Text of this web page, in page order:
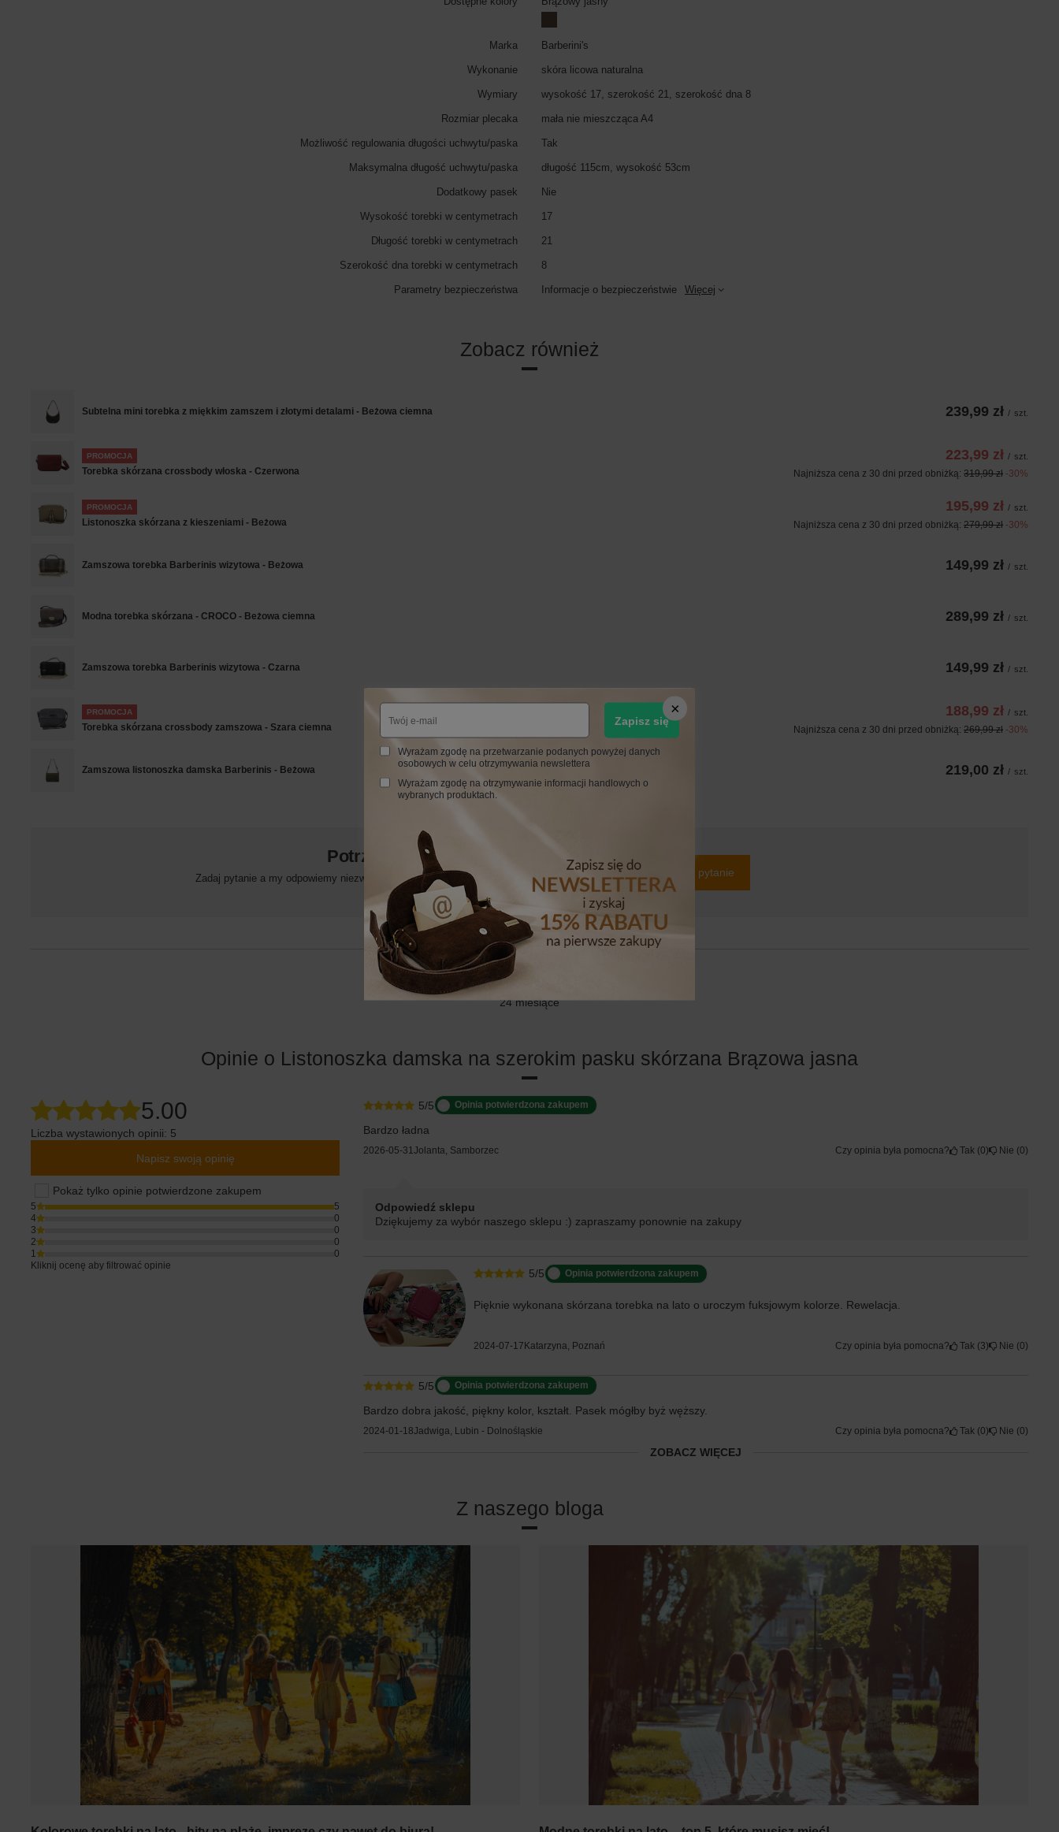
Marka Barberini's
Wykonanie skóra licowa naturalna
Wymiary wysokość 17, szerokość 21, szerokość dna 8
Rozmiar plecaka mała nie mieszcząca A4
Możliwość regulowania długości uchwytu/paska Tak
Maksymalna długość uchwytu/paska długość 115cm, wysokość 53cm
Dodatkowy pasek Nie
Wysokość torebki w centymetrach 17
Długość torebki w centymetrach 21
Szerokość dna torebki w centymetrach 8
Parametry bezpieczeństwa Informacje o bezpieczeństwie Więcej
Zobacz również
Subtelna mini torebka z miękkim zamszem i złotymi detalami - Beżowa ciemna 239,99 zł / szt.
PROMOCJA
Torebka skórzana crossbody włoska - Czerwona
223,99 zł / szt.
Najniższa cena z 30 dni przed obniżką: 319,99 zł -30%
PROMOCJA
Listonoszka skórzana z kieszeniami - Beżowa
195,99 zł / szt.
Najniższa cena z 30 dni przed obniżką: 279,99 zł -30%
Zamszowa torebka Barberinis wizytowa - Beżowa 149,99 zł / szt.
Modna torebka skórzana - CROCO - Beżowa ciemna 289,99 zł / szt.
Zamszowa torebka Barberinis wizytowa - Czarna 149,99 zł / szt.
PROMOCJA
Torebka skórzana crossbody zamszowa - Szara ciemna
188,99 zł / szt.
Najniższa cena z 30 dni przed obniżką: 269,99 zł -30%
Zamszowa listonoszka damska Barberinis - Beżowa 219,00 zł / szt.
Potrzebujesz pomocy? Masz pytania?
Zadaj pytanie a my odpowiemy niezwłocznie, najciekawsze pytania i odpowiedzi publikując dla
innych.
Zadaj pytanie
24 MIESIĄCE
24 miesiące
Opinie o Listonoszka damska na szerokim pasku skórzana Brązowa jasna
5.00
Liczba wystawionych opinii: 5
Napisz swoją opinię
Pokaż tylko opinie potwierdzone zakupem
5
5
4
0
3
0
2
0
1
0
Kliknij ocenę aby filtrować opinie
5/5 Opinia potwierdzona zakupem
Bardzo ładna
2026-05-31Jolanta, Samborzec Czy opinia była pomocna? Tak 0 Nie 0
Odpowiedź sklepu
Dziękujemy za wybór naszego sklepu :) zapraszamy ponownie na zakupy
5/5 Opinia potwierdzona zakupem
Pięknie wykonana skórzana torebka na lato o uroczym fuksjowym kolorze. Rewelacja.
2024-07-17 Katarzyna, Poznań Czy opinia była pomocna? Tak 3 Nie 0
5/5 Opinia potwierdzona zakupem
Bardzo dobra jakość, piękny kolor, kształt. Pasek mógłby byż węższy.
2024-01-18Jadwiga, Lubin - Dolnośląskie Czy opinia była pomocna? Tak 0 Nie 0
ZOBACZ WIĘCEJ
Z naszego bloga
Zapisz się
Wyrażam zgodę na przetwarzanie podanych powyżej danych
osobowych w celu otrzymywania newslettera
Wyrażam zgodę na otrzymywanie informacji handlowych o
wybranych produktach.